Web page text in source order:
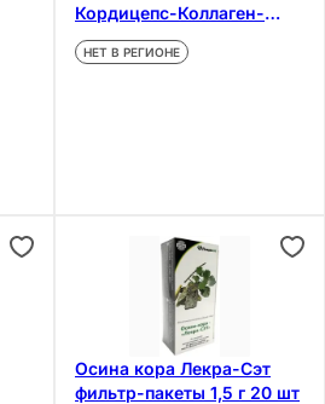
Кордицепс-Коллаген-
Имбирь фильтр-пакеты 24
шт
НЕТ В РЕГИОНЕ
Осина кора Лекра-Сэт
фильтр-пакеты 1,5 г 20 шт